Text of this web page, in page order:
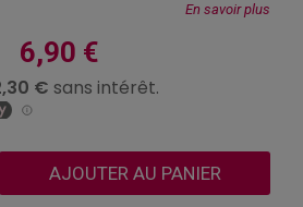
En savoir plus
6,90 €
AJOUTER AU PANIER